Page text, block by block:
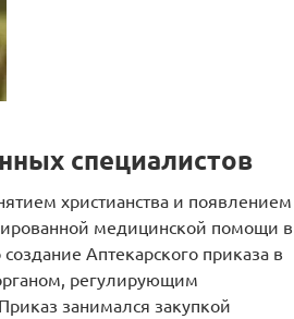
специалистов
христианства и появлением
медицинской помощи в
Аптекарского приказа в
регулирующим
занимался закупкой